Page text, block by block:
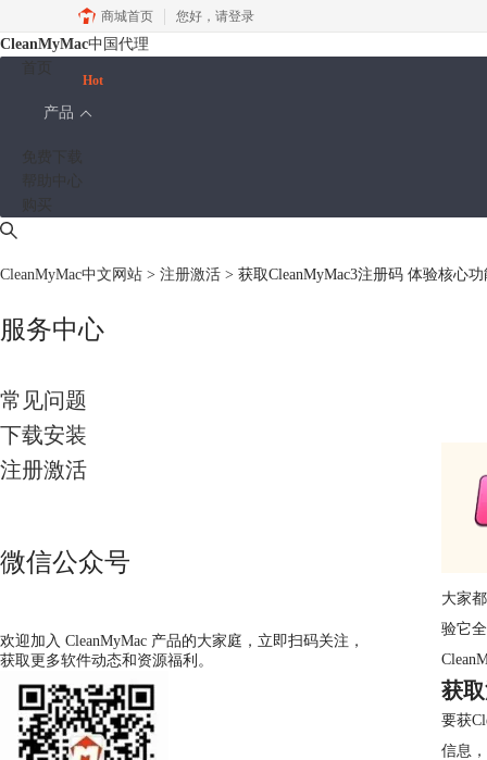
商城首页 您好， 请登录
CleanMyMac中国代理
产品
Hot
CleanMyMac中文网站 > 注册激活 > 获取CleanMyMac3注册码 体验核心功
服务中心
常见问题
下载安装
注册激活
微信公众号
欢迎加入 CleanMyMac 产品的大家庭，立即扫码关注，
获取更多软件动态和资源福利。
大家
验它
获
要获
信息